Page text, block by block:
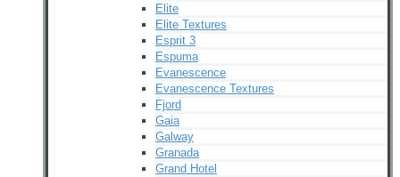
Elite
Elite Textures
Esprit 3
Espuma
Evanescence
Evanescence Textures
Fjord
Gaia
Galway
Granada
Grand Hotel